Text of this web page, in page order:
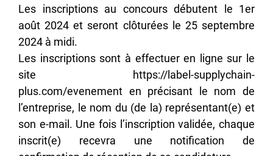
Les inscriptions au concours débutent le 1er
août 2024 et seront clôturées le 25 septembre
2024 à midi.
Les inscriptions sont à effectuer en ligne sur le
site https://label-supplychain-
plus.com/evenement en précisant le nom de
l’entreprise, le nom du (de la) représentant(e) et
son e-mail. Une fois l’inscription validée, chaque
inscrit(e) recevra une notification de